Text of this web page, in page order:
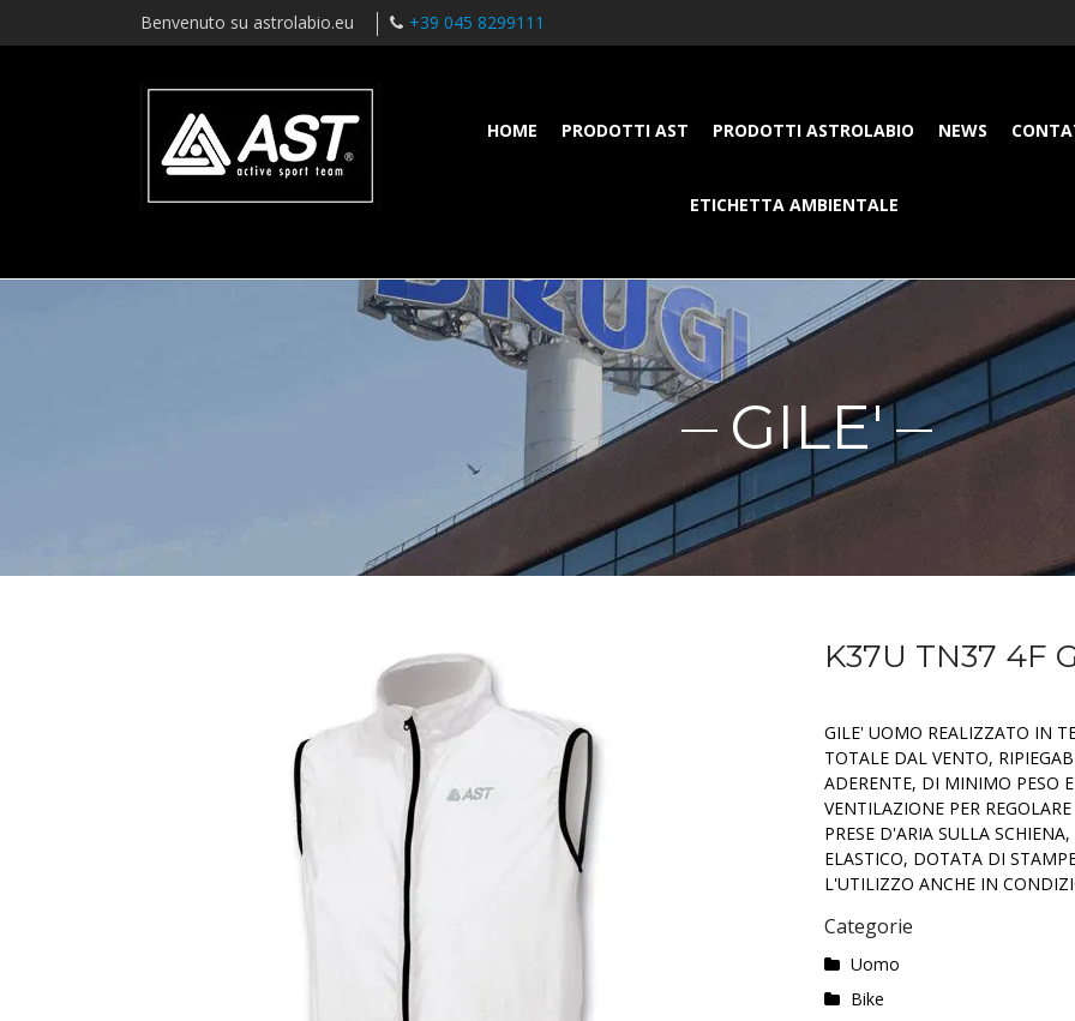
Benvenuto su astrolabio.eu +39 045 8299111
HOME PRODOTTI AST PRODOTTI ASTROLABIO NEWS
ETICHETTA AMBIENTALE
GILE'
K37U TN37 4F
GILE' UOMO REALIZZATO IN
TOTALE DAL VENTO,
ADERENTE, DI MINIMO PESO
VENTILAZIONE PER
PRESE D'ARIA SULLA
ELASTICO, DOTATA DI
L'UTILIZZO ANCHE IN
Categorie
Uomo
Bike